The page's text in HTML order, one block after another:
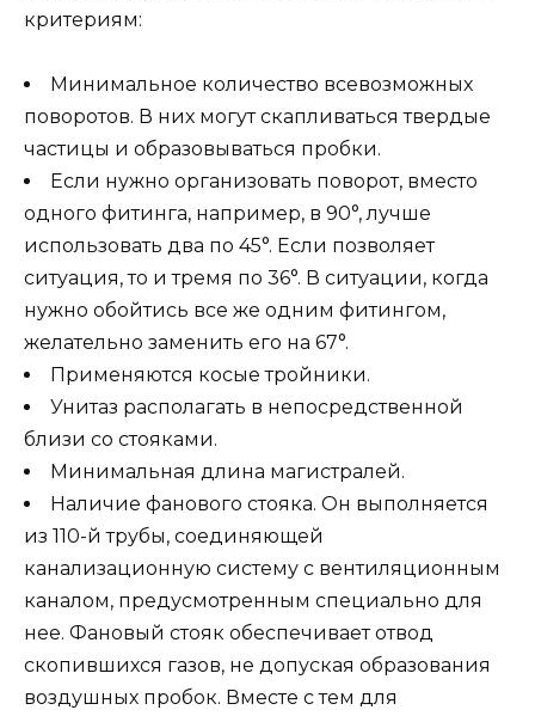
критериям:
Минимальное количество всевозможных
поворотов. В них могут скапливаться твердые
частицы и образовываться пробки.
Если нужно организовать поворот, вместо
одного фитинга, например, в 90°, лучше
использовать два по 45°. Если позволяет
ситуация, то и тремя по 36°. В ситуации, когда
нужно обойтись все же одним фитингом,
желательно заменить его на 67°.
Применяются косые тройники.
Унитаз располагать в непосредственной
близи со стояками.
Минимальная длина магистралей.
Наличие фанового стояка. Он выполняется
из 110-й трубы, соединяющей
канализационную систему с вентиляционным
каналом, предусмотренным специально для
нее. Фановый стояк обеспечивает отвод
скопившихся газов, не допуская образования
воздушных пробок. Вместе с тем для